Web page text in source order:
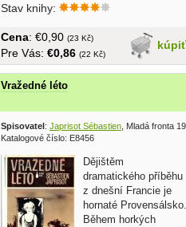
Stav knihy:
kúpiť
Cena: €0,90 (23 Kč)
Pre Vás: €0,86 (22 Kč)
Vražedné léto
Spisovatel : Japrisot Sébastien, Mladá fronta
Katalogové číslo: E8456
Dějištěm
dramatického příběhu
z dnešní Francie je
hornaté Provensálsko.
Během horkých